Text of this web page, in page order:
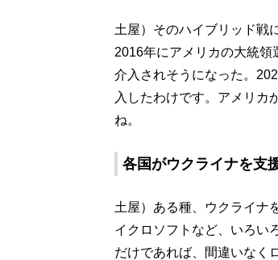
土屋）そのハイブリッド戦
2016年にアメリカの大統
介入されそうになった。
入したわけです。アメリカ
ね。
各国がウクライナを支
土屋）ある種、ウクライナ
イクロソフトなど、いろい
だけであれば、間違いなく